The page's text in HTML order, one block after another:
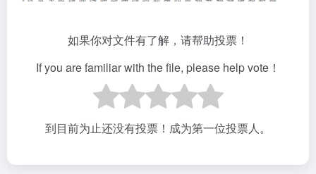
如果你对文件有了解，请帮助投票！
If you are familiar with the file, please help vote！
到目前为止还没有投票！成为第一位投票人。